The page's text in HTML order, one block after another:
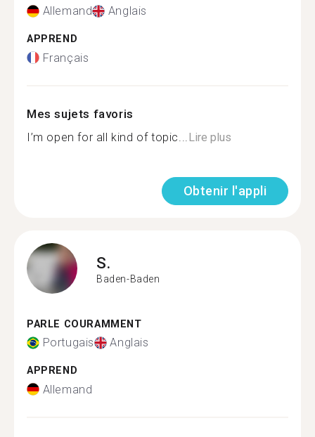
Allemand Anglais
APPREND
Français
Mes sujets favoris
I’m open for all kind of topic... Lire plus
Obtenir l'appli
S.
Baden-Baden
PARLE COURAMMENT
Portugais Anglais
APPREND
Allemand